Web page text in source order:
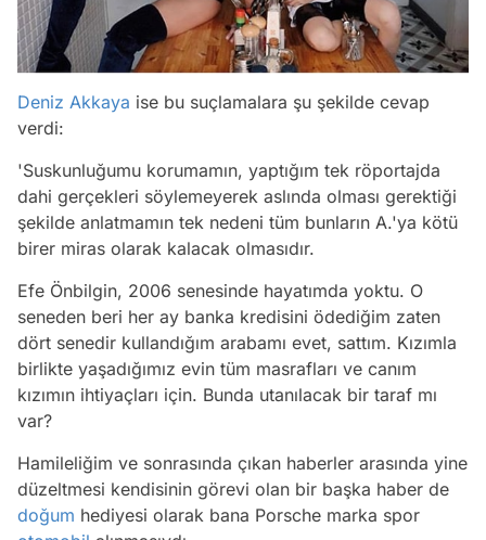
Deniz Akkaya ise bu suçlamalara şu şekilde cevap
verdi:
'Suskunluğumu korumamın, yaptığım tek röportajda
dahi gerçekleri söylemeyerek aslında olması gerektiği
şekilde anlatmamın tek nedeni tüm bunların A.'ya kötü
birer miras olarak kalacak olmasıdır.
Efe Önbilgin, 2006 senesinde hayatımda yoktu. O
seneden beri her ay banka kredisini ödediğim zaten
dört senedir kullandığım arabamı evet, sattım. Kızımla
birlikte yaşadığımız evin tüm masrafları ve canım
kızımın ihtiyaçları için. Bunda utanılacak bir taraf mı
var?
Hamileliğim ve sonrasında çıkan haberler arasında yine
düzeltmesi kendisinin görevi olan bir başka haber de
doğum hediyesi olarak bana Porsche marka spor